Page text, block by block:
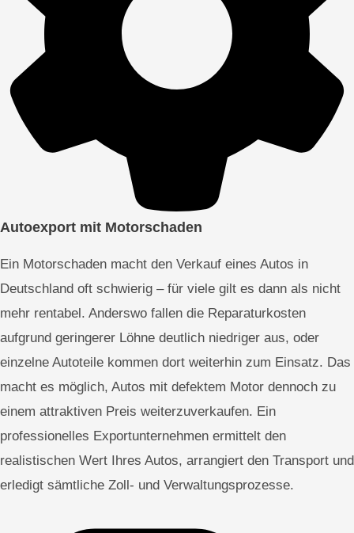
Autoexport mit Motorschaden
Ein Motorschaden macht den Verkauf eines Autos in
Deutschland oft schwierig – für viele gilt es dann als nicht
mehr rentabel. Anderswo fallen die Reparaturkosten
aufgrund geringerer Löhne deutlich niedriger aus, oder
einzelne Autoteile kommen dort weiterhin zum Einsatz. Das
macht es möglich, Autos mit defektem Motor dennoch zu
einem attraktiven Preis weiterzuverkaufen. Ein
professionelles Exportunternehmen ermittelt den
realistischen Wert Ihres Autos, arrangiert den Transport und
erledigt sämtliche Zoll- und Verwaltungsprozesse.